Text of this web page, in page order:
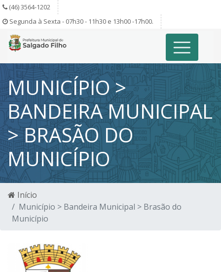
(46) 3564-1202
Segunda à Sexta - 07h30 - 11h30 e 13h00 -17h00.
MUNICÍPIO >
BANDEIRA MUNICIPAL
> BRASÃO DO
MUNICÍPIO
Início
Município > Bandeira Municipal > Brasão do
Município